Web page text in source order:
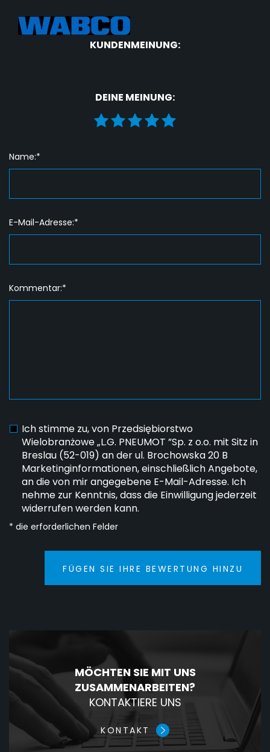
KUNDENMEINUNG:
DEINE MEINUNG:
Name:*
E-Mail-Adresse:*
Kommentar:*
Ich stimme zu, von Przedsiębiorstwo
Wielobranżowe „L.G. PNEUMOT ”Sp. z o.o. mit Sitz in
Breslau (52-019) an der ul. Brochowska 20 B
Marketinginformationen, einschließlich Angebote,
an die von mir angegebene E-Mail-Adresse. Ich
nehme zur Kenntnis, dass die Einwilligung jederzeit
widerrufen werden kann.
* die erforderlichen Felder
FÜGEN SIE IHRE BEWERTUNG HINZU
MÖCHTEN SIE MIT UNS
ZUSAMMENARBEITEN?
KONTAKTIERE UNS
KONTAKT